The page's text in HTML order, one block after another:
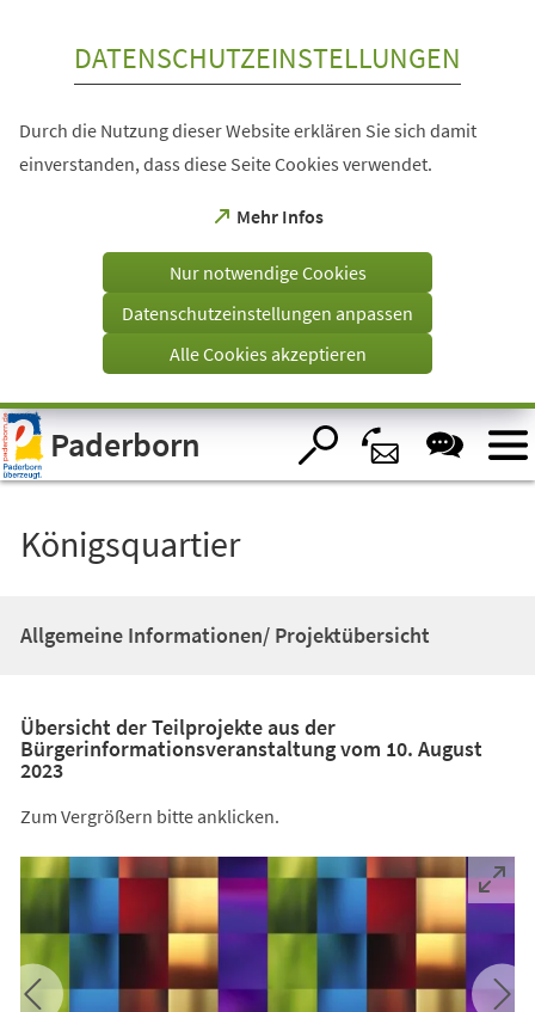
Visuelle
Assistenzsoftware
öffnen.
DATENSCHUTZEINSTELLUNGEN
Durch die Nutzung dieser Website erklären Sie sich damit
einverstanden, dass diese Seite Cookies verwendet.
Mehr Infos
(Öffnet
einem
Tab)
Nur notwendige Cookies
Datenschutzeinstellungen anpassen
Alle Cookies akzeptieren
Paderborn
Königsquartier
Allgemeine Informationen/ Projektübersicht
Übersicht der Teilprojekte aus der
Bürgerinformationsveranstaltung vom 10. August
2023
Zum Vergrößern bitte anklicken.